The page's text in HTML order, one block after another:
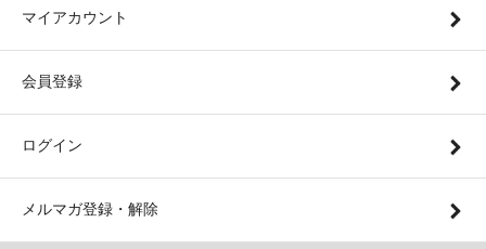
マイアカウント
会員登録
ログイン
メルマガ登録・解除